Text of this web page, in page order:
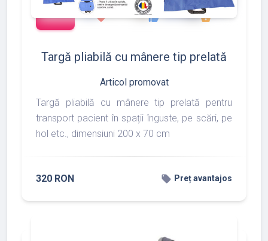
add_shopping_cart 288
favorite thumb_up
783
shopping_basket
Targă pliabilă cu mânere tip prelată
Articol promovat
Targă pliabilă cu mânere tip prelată pentru
transport pacient în spații înguste, pe scări, pe
hol etc., dimensiuni 200 x 70 cm
320 RON local_offer Preț avantajos